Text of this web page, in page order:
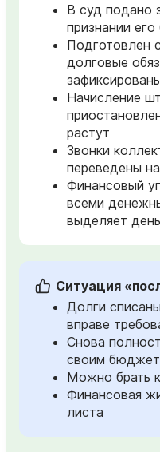
В суд подано
признании
Подготовлен
долговые
Начисление
растут
Звонки
переведены
Финансовый
всеми
выделяет
Ситуация
Долги
вправе
Снова
своим
Можно брать
Финансовая
листа